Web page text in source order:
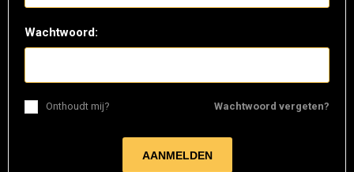
Wachtwoord:
Wachtwoord vergeten?
Onthoudt mij?